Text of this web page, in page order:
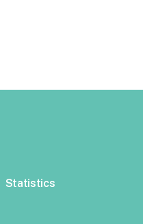
Statistics